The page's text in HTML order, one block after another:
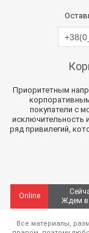
Приоритетным
покупатели с
исключительность
ряд привилегий,
Online
Ждем
Все материалы,